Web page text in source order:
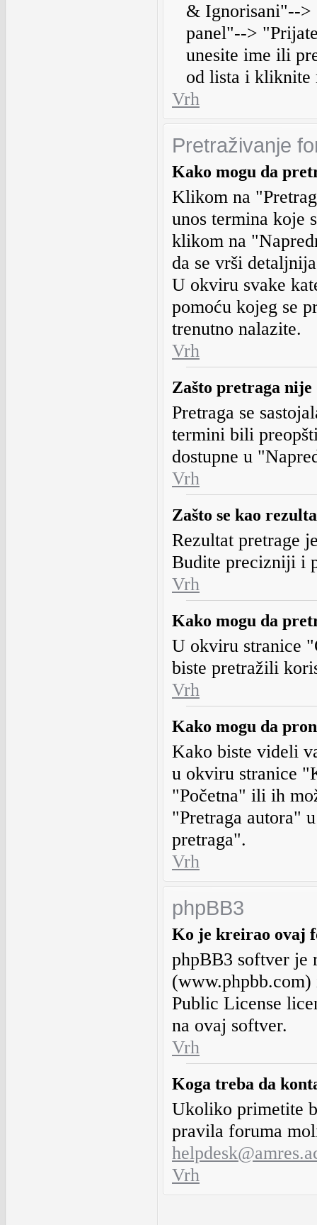
& Ignorisani"-->
panel"-->
unesite ime ili
od lista i kliknite
Vrh
Pretraživanje
Kako mogu da
Klikom na
unos termina koje
klikom na
da se vrši
U okviru svake
pomoću kojeg se
trenutno nalazite.
Vrh
Zašto pretraga
Pretraga se
termini bili
dostupne u
Vrh
Zašto se kao
Rezultat pretrage
Budite precizniji i
Vrh
Kako mogu da
U okviru stranice
biste pretražili
Vrh
Kako mogu da
Kako biste videli
u okviru stranice
"Početna" ili ih
"Pretraga autora"
pretraga".
Vrh
phpBB3
Ko je kreirao ovaj
phpBB3 softver je
Public License
na ovaj softver.
Vrh
Koga treba da
Ukoliko primetite
pravila foruma
Vrh